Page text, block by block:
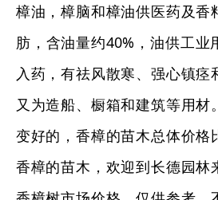
樟油，樟脑和樟油供医药及香
肪，含油量约40%，油供工业
入药，有祛风散寒、强心镇痉
又为造船、橱箱和建筑等用材
变好的，香樟的苗木总体价格
香樟的苗木，欢迎到长德园林